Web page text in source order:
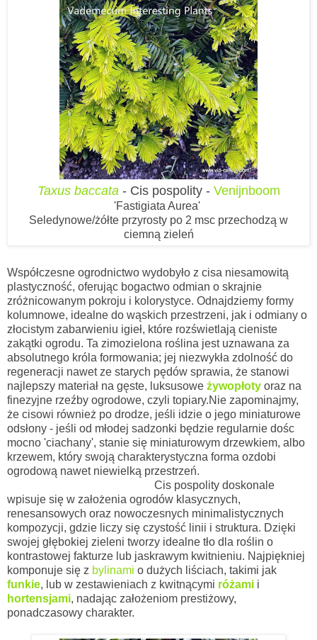
Taxus baccata - Cis pospolity - Venijnboom
'Fastigiata Aurea'
Seledynowe/żółte przyrosty po 2 msc przechodzą w
ciemną zieleń
Współczesne ogrodnictwo wydobyło z cisa niesamowitą
plastyczność, oferując bogactwo odmian o skrajnie
zróżnicowanym pokroju i kolorystyce. Odnajdziemy formy
kolumnowe, idealne do wąskich przestrzeni, jak i odmiany o
złocistym zabarwieniu igieł, które rozświetlają cieniste
zakątki ogrodu. Ta zimozielona roślina jest uznawana za
absolutnego króla formowania; jej niezwykła zdolność do
regeneracji nawet ze starych pędów sprawia, że stanowi
najlepszy materiał na gęste, luksusowe żywopłoty oraz na
finezyjne rzeźby ogrodowe, czyli topiary.Nie zapominajmy,
że cisowi również po drodze, jeśli idzie o jego miniaturowe
odsłony - jeśli od młodej sadzonki będzie regularnie dośc
mocno 'ciachany', stanie się miniaturowym drzewkiem, albo
krzewem, który swoją charakterystyczna forma ozdobi
ogrodową nawet niewielką przestrzeń.
Cis pospolity doskonale
wpisuje się w założenia ogrodów klasycznych,
renesansowych oraz nowoczesnych minimalistycznych
kompozycji, gdzie liczy się czystość linii i struktura. Dzięki
swojej głębokiej zieleni tworzy idealne tło dla roślin o
kontrastowej fakturze lub jaskrawym kwitnieniu. Najpiękniej
komponuje się z bylinami o dużych liściach, takimi jak
funkie, lub w zestawieniach z kwitnącymi różami i
hortensjami, nadając założeniom prestiżowy,
ponadczasowy charakter.